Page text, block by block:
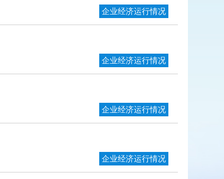
企业经济运行情况
企业经济运行情况
企业经济运行情况
企业经济运行情况